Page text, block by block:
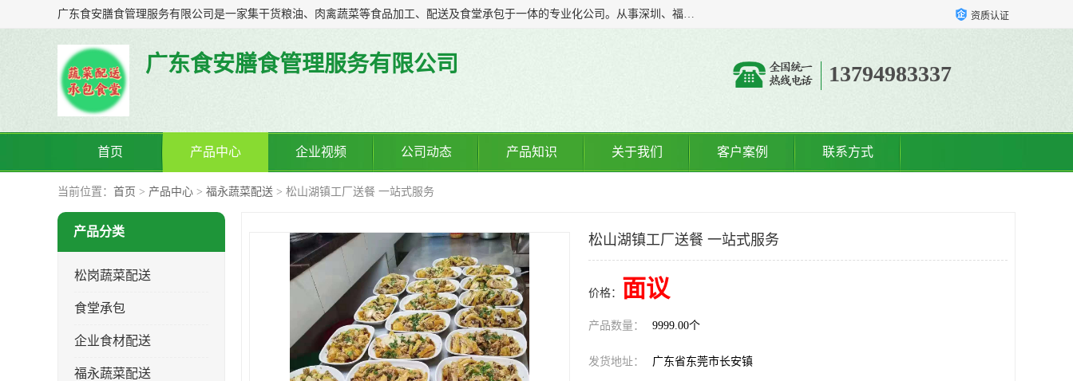
广东食安膳食管理服务有限公司是一家集干货粮油、肉禽蔬菜等食品加工、配送及食堂承包于一体的专业化公司。从事深圳、福永、公明、沙井、松岗等地区的蔬菜配送服务。 专业的服务队伍，以及完善的服务机制，经过多年的努力拼搏，赢得了广大客户的信赖和支持。 资质认证
广东食安膳食管理服务有限公司 13794983337
首页 产品中心 企业视频 公司动态 产品知识 关于我们 客户案例 联系方式
当前位置： 首页 > 产品中心 > 福永蔬菜配送 > 松山湖镇工厂送餐 一站式服务
产品分类
松岗蔬菜配送
食堂承包
企业食材配送
福永蔬菜配送
松山湖镇工厂送餐 一站式服务
价格： 面议
产品数量： 9999.00个
发货地址： 广东省东莞市长安镇